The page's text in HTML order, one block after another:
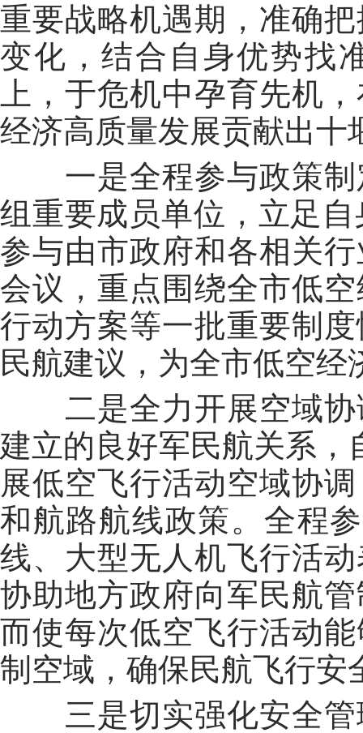
重要战略机遇期，准确
变化，结合自身优势找
上，于危机中孕育先机
经济高质量发展贡献出十
一是全程参与政策制
组重要成员单位，立足
参与由市政府和各相关
会议，重点围绕全市低
行动方案等一批重要制
民航建议，为全市低空
二是全力开展空域协
建立的良好军民航关系
展低空飞行活动空域协
和航路航线政策。全程
线、大型无人机飞行活
协助地方政府向军民航
而使每次低空飞行活动
制空域，确保民航飞行安
三是切实强化安全管